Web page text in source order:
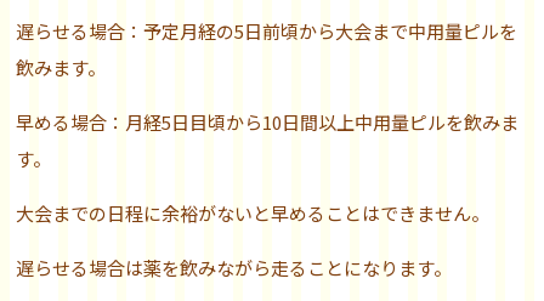
遅らせる場合：予定月経の5日前頃から大会まで中用量ピルを
飲みます。
早める場合：月経5日目頃から10日間以上中用量ピルを飲みま
す。
大会までの日程に余裕がないと早めることはできません。
遅らせる場合は薬を飲みながら走ることになります。